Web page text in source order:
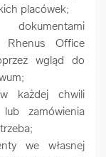
placówek;
Rhenus Office
wgląd do
każdej chwili
zamówienia
we własnej